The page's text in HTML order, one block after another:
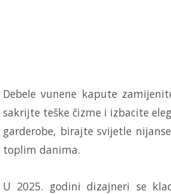
Debele vunene kapute
sakrijte teške čizme i izbacite
garderobe, birajte svijetle
toplim danima.
U 2025. godini dizajneri se